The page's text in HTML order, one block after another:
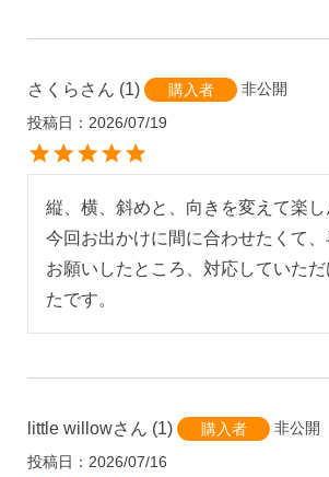
さくら 1 購入者
非公開
投稿日
2026/07/19
縦、横、斜めと、向きを変えて楽し
今回お出かけに間に合わせたくて
お願いしたところ、対応していた
たです。
little willow 1 購入者
非公開
投稿日
2026/07/16